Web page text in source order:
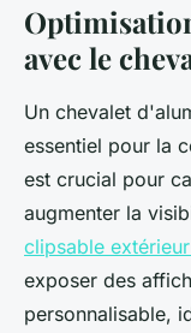
avec le
Un chevalet
essentiel pour la
est crucial pour
augmenter la
clipsable
exposer des
personnalisable,